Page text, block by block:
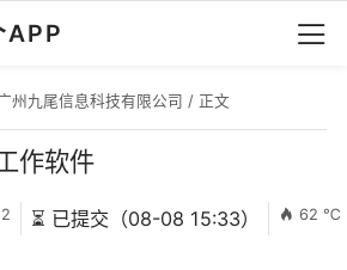
APP
州九尾信息科技有限公司 / 正文
作软件
⏳ 已提交（08-08 15:33） 62 ℃